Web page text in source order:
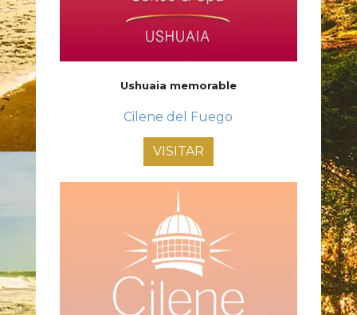
Ushuaia memorable
Cilene del Fuego
VISITAR